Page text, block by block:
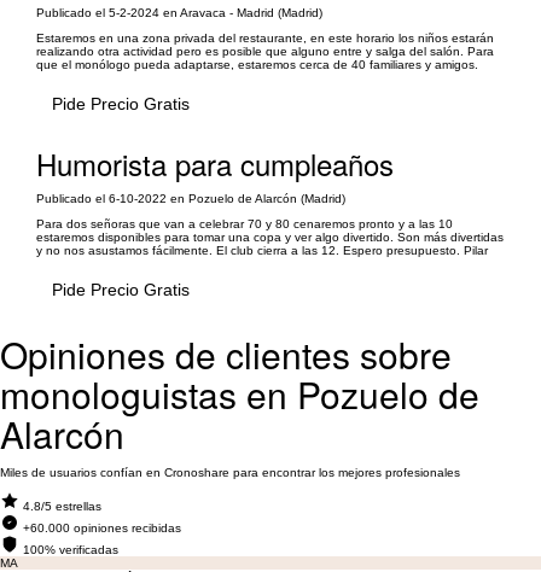
Publicado el 5-2-2024 en Aravaca - Madrid (Madrid)
Estaremos en una zona privada del restaurante, en este horario los niños estarán
realizando otra actividad pero es posible que alguno entre y salga del salón. Para
que el monólogo pueda adaptarse, estaremos cerca de 40 familiares y amigos.
Pide Precio Gratis
Humorista para cumpleaños
Publicado el 6-10-2022 en Pozuelo de Alarcón (Madrid)
Para dos señoras que van a celebrar 70 y 80 cenaremos pronto y a las 10
estaremos disponibles para tomar una copa y ver algo divertido. Son más divertidas
y no nos asustamos fácilmente. El club cierra a las 12. Espero presupuesto. Pilar
Pide Precio Gratis
Opiniones de clientes sobre
monologuistas en Pozuelo de
Alarcón
Miles de usuarios confían en Cronoshare para encontrar los mejores profesionales
4.8/5 estrellas
+60.000 opiniones recibidas
100% verificadas
MA